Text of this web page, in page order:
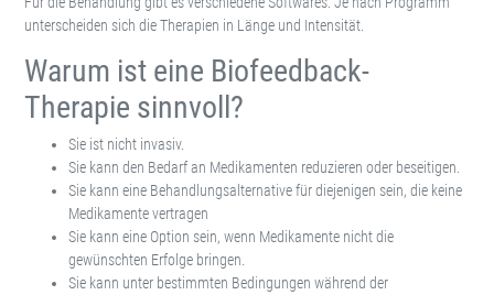
unterscheiden sich die Therapien in Länge und Intensität.
Warum ist eine Biofeedback-
Therapie sinnvoll?
Sie ist nicht invasiv.
Sie kann den Bedarf an Medikamenten reduzieren oder beseitigen.
Sie kann eine Behandlungsalternative für diejenigen sein, die keine
Medikamente vertragen
Sie kann eine Option sein, wenn Medikamente nicht die
gewünschten Erfolge bringen.
Sie kann unter bestimmten Bedingungen während der